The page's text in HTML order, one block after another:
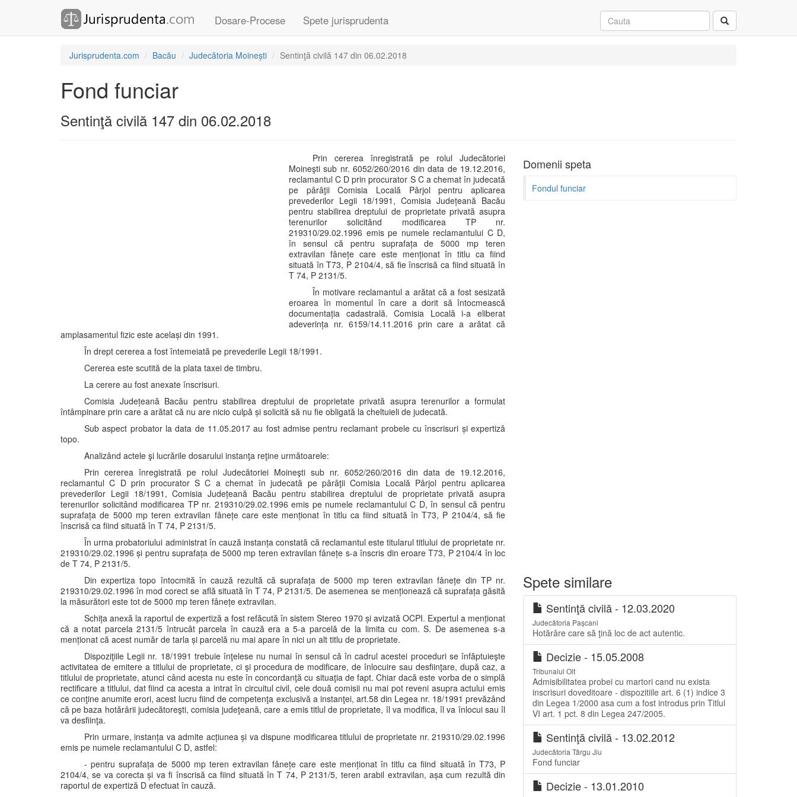
Dosare-Procese Spete jurisprudenta
Jurisprudenta.com Bacău Judecătoria Moinești Sentinţă civilă 147 din 06.02.2018
Fond funciar
Sentinţă civilă 147 din 06.02.2018
Prin cererea înregistrată pe rolul Judecătoriei
Moineşti sub nr. 6052/260/2016 din data de 19.12.2016,
reclamantul C D prin procurator S C a chemat în judecată
pe pârâţii Comisia Locală Pârjol pentru aplicarea
prevederilor Legii 18/1991, Comisia Județeană Bacău
pentru stabilirea dreptului de proprietate privată asupra
terenurilor solicitând modificarea TP nr.
219310/29.02.1996 emis pe numele reclamantului C D,
în sensul că pentru suprafața de 5000 mp teren
extravilan fânețe care este menționat în titlu ca fiind
situată în T73, P 2104/4, să fie înscrisă ca fiind situată în
T 74, P 2131/5.
În motivare reclamantul a arătat că a fost sesizată
eroarea în momentul în care a dorit să întocmească
documentația cadastrală. Comisia Locală i-a eliberat
adeverința nr. 6159/14.11.2016 prin care a arătat că
amplasamentul fizic este același din 1991.
În drept cererea a fost întemeiată pe prevederile Legii 18/1991.
Cererea este scutită de la plata taxei de timbru.
La cerere au fost anexate înscrisuri.
Comisia Județeană Bacău pentru stabilirea dreptului de proprietate privată asupra terenurilor a formulat
întâmpinare prin care a arătat că nu are nicio culpă și solicită să nu fie obligată la cheltuieli de judecată.
Sub aspect probator la data de 11.05.2017 au fost admise pentru reclamant probele cu înscrisuri și expertiză
topo.
Analizând actele şi lucrările dosarului instanţa reţine următoarele:
Prin cererea înregistrată pe rolul Judecătoriei Moineşti sub nr. 6052/260/2016 din data de 19.12.2016,
reclamantul C D prin procurator S C a chemat în judecată pe pârâţii Comisia Locală Pârjol pentru aplicarea
prevederilor Legii 18/1991, Comisia Județeană Bacău pentru stabilirea dreptului de proprietate privată asupra
terenurilor solicitând modificarea TP nr. 219310/29.02.1996 emis pe numele reclamantului C D, în sensul că pentru
suprafața de 5000 mp teren extravilan fânețe care este menționat în titlu ca fiind situată în T73, P 2104/4, să fie
înscrisă ca fiind situată în T 74, P 2131/5.
În urma probatoriului administrat în cauză instanța constată că reclamantul este titularul titlului de proprietate nr.
219310/29.02.1996 și pentru suprafața de 5000 mp teren extravilan fânețe s-a înscris din eroare T73, P 2104/4 în loc
de T 74, P 2131/5.
Din expertiza topo întocmită în cauză rezultă că suprafața de 5000 mp teren extravilan fânețe din TP nr.
219310/29.02.1996 în mod corect se află situată în T 74, P 2131/5. De asemenea se menționează că suprafața găsită
la măsurători este tot de 5000 mp teren fânețe extravilan.
Schița anexă la raportul de expertiză a fost refăcută în sistem Stereo 1970 și avizată OCPI. Expertul a menționat
că a notat parcela 2131/5 întrucât parcela în cauză era a 5-a parcelă de la limita cu com. S. De asemenea s-a
menționat că acest număr de tarla și parcelă nu mai apare în nici un alt titlu de proprietate.
Dispoziţiile Legii nr. 18/1991 trebuie înţelese nu numai în sensul că în cadrul acestei proceduri se înfăptuieşte
activitatea de emitere a titlului de proprietate, ci şi procedura de modificare, de înlocuire sau desfiinţare, după caz, a
titlului de proprietate, atunci când acesta nu este în concordanţă cu situaţia de fapt. Chiar dacă este vorba de o simplă
rectificare a titlului, dat fiind ca acesta a intrat în circuitul civil, cele două comisii nu mai pot reveni asupra actului emis
ce conţine anumite erori, acest lucru fiind de competenţa exclusivă a instanţei, art.58 din Legea nr. 18/1991 prevăzând
că pe baza hotărârii judecătoreşti, comisia judeţeană, care a emis titlul de proprietate, îl va modifica, îl va înlocui sau îl
va desfiinţa.
Prin urmare, instanța va admite acțiunea și va dispune modificarea titlului de proprietate nr. 219310/29.02.1996
emis pe numele reclamantului C D, astfel:
- pentru suprafața de 5000 mp teren extravilan fânețe care este menționat în titlu ca fiind situată în T73, P
2104/4, se va corecta și va fi înscrisă ca fiind situată în T 74, P 2131/5, teren arabil extravilan, așa cum rezultă din
raportul de expertiză D efectuat în cauză.
Domenii speta
Fondul funciar
Spete similare
Sentinţă civilă - 12.03.2020
Judecătoria Pașcani
Hotărâre care să ţină loc de act autentic.
Decizie - 15.05.2008
Tribunalul Olt
Admisibilitatea probei cu martori cand nu exista
inscrisuri doveditoare - dispozitiile art. 6 (1) indice 3
din Legea 1/2000 asa cum a fost introdus prin Titlul
VI art. 1 pct. 8 din Legea 247/2005.
Sentinţă civilă - 13.02.2012
Judecătoria Târgu Jiu
Fond funciar
Decizie - 13.01.2010